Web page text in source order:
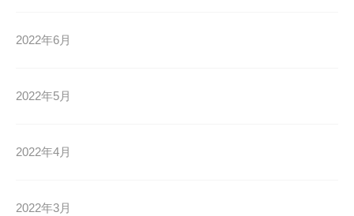
2022年6月
2022年5月
2022年4月
2022年3月